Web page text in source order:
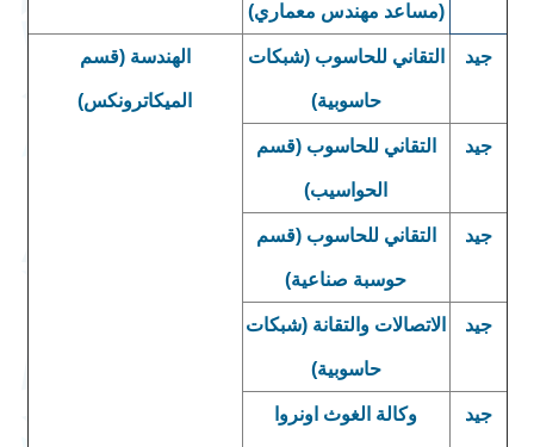
(مساعد مهندس معماري)
جيد التقاني للحاسوب (شبكات
حاسوبية)
الهندسة (قسم
الميكاترونكس)
جيد التقاني للحاسوب (قسم
الحواسيب)
جيد التقاني للحاسوب (قسم
حوسبة صناعية)
جيد الاتصالات والتقانة (شبكات
حاسوبية)
جيد وكالة الغوث اونروا